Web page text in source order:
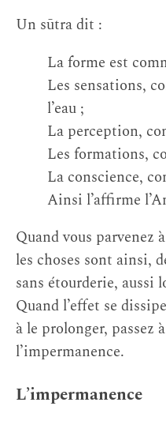
Un sūtra dit :
La forme est
Les sensations,
l’eau ;
La perception,
Les formations,
La conscience,
Ainsi l’affirme
Quand vous parvenez
les choses sont ainsi,
sans étourderie, aussi
Quand l’effet se
à le prolonger, passez
l’impermanence.
L’impermanence